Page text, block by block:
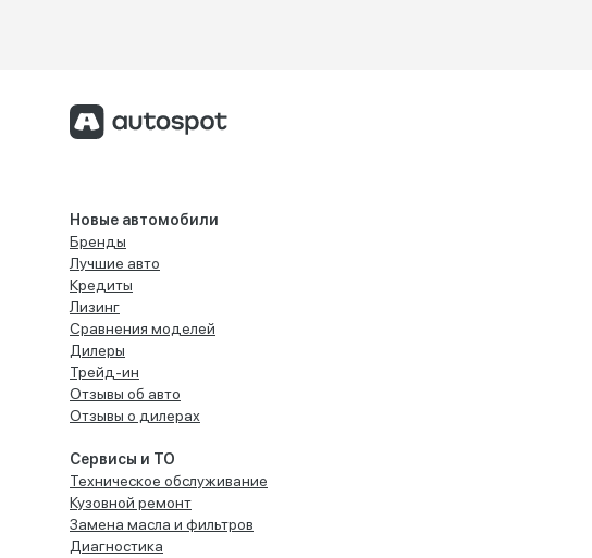
Новые автомобили
Бренды
Лучшие авто
Кредиты
Лизинг
Сравнения моделей
Дилеры
Трейд-ин
Отзывы об авто
Отзывы о дилерах
Сервисы и ТО
Техническое обслуживание
Кузовной ремонт
Замена масла и фильтров
Диагностика